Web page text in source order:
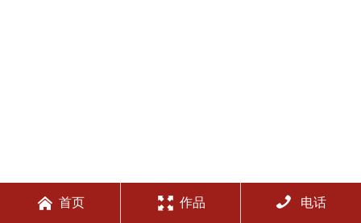
 首页  作品  电话